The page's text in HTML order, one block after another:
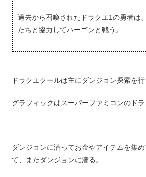
過去から召喚されたドラクエ1の勇者は
たちと協力してハーゴンと戦う。
ドラクエクールは主にダンジョン探索を行
グラフィックはスーパーファミコンのドラ
ダンジョンに潜ってお金やアイテムを集
て、またダンジョンに潜る。